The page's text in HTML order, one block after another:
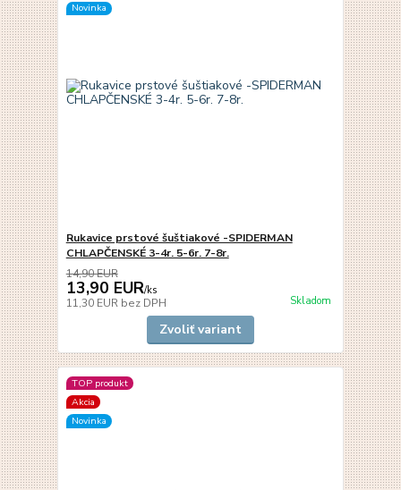
Novinka
Rukavice prstové šuštiakové -SPIDERMAN
CHLAPČENSKÉ 3-4r. 5-6r. 7-8r.
14,90 EUR
13,90 EUR/ks
11,30 EUR bez DPH Skladom
Zvoliť variant
TOP produkt
Akcia
Novinka